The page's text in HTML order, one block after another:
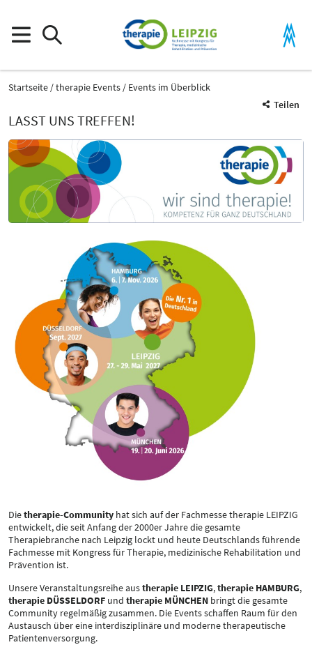
Startseite therapie Events
Events im Überblick
Teilen
LASST UNS TREFFEN!
Dietherapie-Community hat sich auf der Fachmesse therapie LEIPZIG
entwickelt, die seit Anfang der 2000er Jahre die gesamte
Therapiebranche nach Leipzig lockt und heute Deutschlands führende
Fachmesse mit Kongress für Therapie, medizinische Rehabilitation und
Prävention ist.
Unsere Veranstaltungsreihe austherapie LEIPZIG,therapie HAMBURG,
therapie DÜSSELDORF und therapie MÜNCHEN bringt die gesamte
Community regelmäßig zusammen. Die Events schaffen Raum für den
Austausch über eine interdisziplinäre und moderne therapeutische
Patientenversorgung.